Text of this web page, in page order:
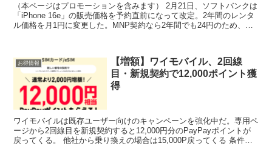
（本ページはプロモーションを含みます） 2月21日、ソフトバンクは
「iPhone 16e」の販売価格を予約直前になって改定。2年間のレンタ
ル価格を月1円に変更した。MNP契約なら2年間でも24円のため、こ
お得情報
【増額】ワイモバイル、2回線
目・新規契約で12,000ポイント獲
得
ワイモバイルは既存ユーザー向けのキャンペーンを強化中だ。専用ペ
ージから2回線目を新規契約すると12,000円分のPayPayポイントが
戻ってくる。 他社から乗り換えの場合は15,000P戻ってくる 条件は